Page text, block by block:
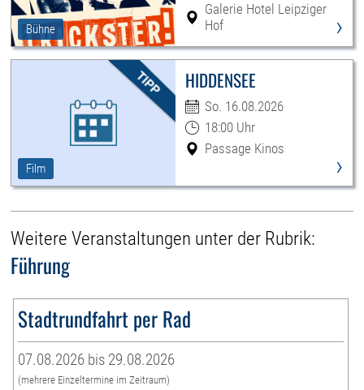
Bühne
Galerie Hotel Leipziger
Hof
›
Film
HIDDENSEE
So. 16.08.2026
18:00 Uhr
Passage Kinos
›
Weitere Veranstaltungen unter der Rubrik:
Führung
Stadtrundfahrt per Rad
07.08.2026 bis 29.08.2026
(mehrere Einzeltermine im Zeitraum)